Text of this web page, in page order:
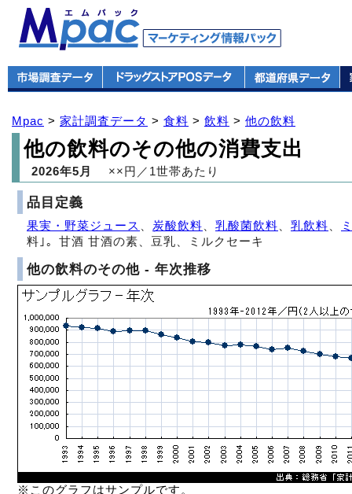
Mpac > 家計調査データ > 食料 > 飲料 > 他の飲料
他の飲料のその他の消費支出
2026年5月 ××円／1世帯あたり
品目定義
果実・野菜ジュース 炭酸飲料 乳酸菌飲料 乳飲料
料｣。甘酒 甘酒の素、豆乳、ミルクセーキ
他の飲料のその他 - 年次推移
※このグラフはサンプルです。